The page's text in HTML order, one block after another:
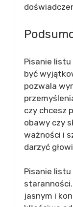
Pisanie
być
pozwala
czy chcesz
obawy czy
ważności i
darzyć
Pisanie
jasnym i